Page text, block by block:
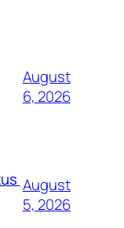
August
6, 2026
August
5, 2026